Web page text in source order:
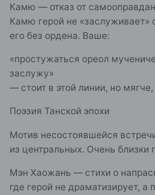
Камю — отказ от
Камю герой не «заслуживает»
его без ордена. Ваше:
«простужаться ореол
заслужу»
— стоит в этой линии, но
Поэзия Танской эпохи
Мотив несостоявшейся
из центральных. Очень близки
Мэн Хаожань — стихи о
где герой не драматизирует, а